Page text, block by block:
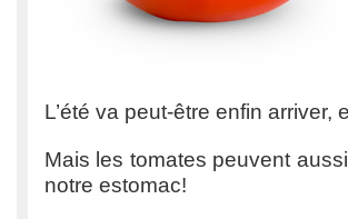
L’été va peut-être enfin
Mais les tomates peuvent
notre estomac!